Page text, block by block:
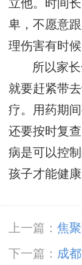
立他。时间
卑，不愿意
理伤害有时
所以家
就要赶紧带
疗。用药期
还要按时复
病是可以控
孩子才能健康
上一篇： 焦
发作的症状
下一篇： 成